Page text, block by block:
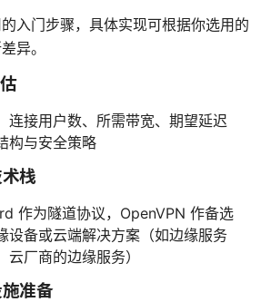
入门步骤，具体实现可根据你选用的
异。
连接用户数、所需带宽、期望延迟
构与安全策略
栈
作为隧道协议，OpenVPN 作备选
设备或云端解决方案（如边缘服务
厂商的边缘服务）
准备